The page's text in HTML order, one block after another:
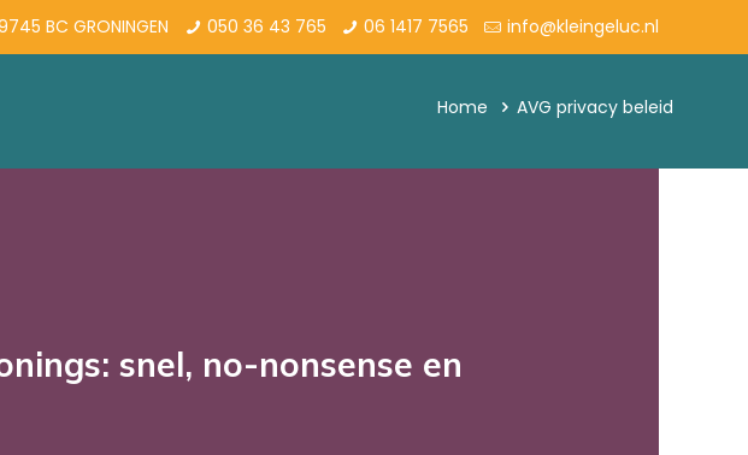
BC GRONINGEN 050 36 43 765 06 1417 7565 info@kleingeluc.nl
Home AVG privacy beleid
snel, no-nonsense en